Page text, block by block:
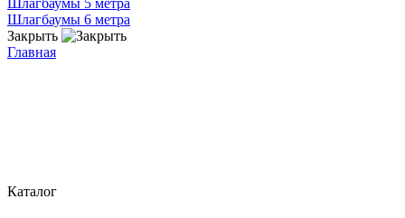
Шлагбаумы 5 метра
Шлагбаумы 6 метра
Закрыть
Главная
Каталог